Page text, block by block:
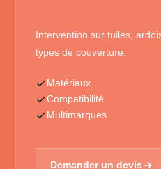
Intervention sur tuiles,
types de couverture.
Matériaux
Compatibilité
Multimarques
Demander un devis